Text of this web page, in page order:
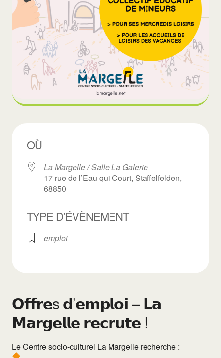
OÙ
La Margelle / Salle La Galerie
17 rue de l’Eau qui Court, Staffelfelden,
68850
TYPE D’ÉVÈNEMENT
emploi
𝗢𝗳𝗳𝗿𝗲s 𝗱’𝗲𝗺𝗽𝗹𝗼𝗶 – 𝗟𝗮
𝗠𝗮𝗿𝗴𝗲𝗹𝗹𝗲 𝗿𝗲𝗰𝗿𝘂𝘁𝗲 !
Le Centre socio-culturel La Margelle recherche :